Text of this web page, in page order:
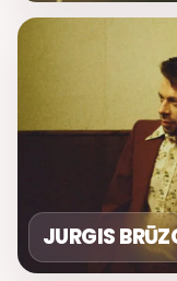
JURGIS